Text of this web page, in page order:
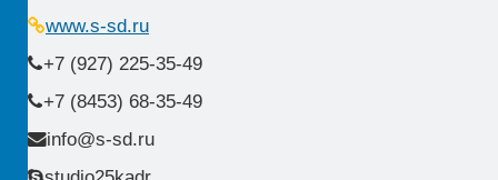
www.s-sd.ru
+7 (927) 225-35-49
+7 (8453) 68-35-49
info@s-sd.ru